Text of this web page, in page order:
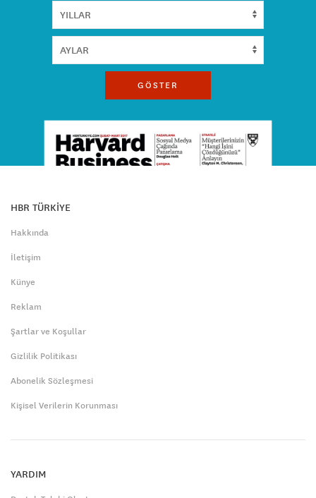
GÖSTER
HBR TÜRKİYE
Hakkında
İletişim
Künye
Reklam
Şartlar ve Koşullar
Gizlilik Politikası
Abonelik Sözleşmesi
Kişisel Verilerin Korunması
YARDIM